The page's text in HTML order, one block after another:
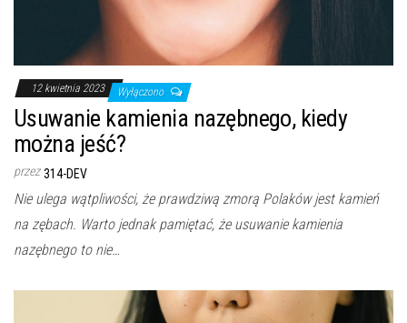
12 kwietnia 2023 Wyłączono
Usuwanie kamienia nazębnego, kiedy
można jeść?
przez 314-DEV
Nie ulega wątpliwości, że prawdziwą zmorą Polaków jest kamień
na zębach. Warto jednak pamiętać, że usuwanie kamienia
nazębnego to nie…